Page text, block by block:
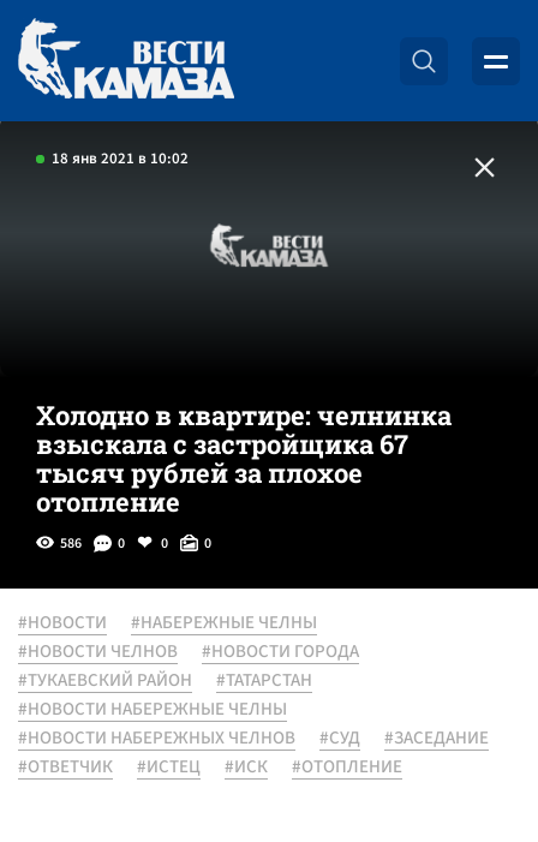
18 янв 2021 в 10:02
Холодно в квартире: челнинка
взыскала с застройщика 67
тысяч рублей за плохое
отопление
586 0 0 0
#НОВОСТИ
#НАБЕРЕЖНЫЕ ЧЕЛНЫ
#НОВОСТИ ЧЕЛНОВ
#НОВОСТИ ГОРОДА
#ТУКАЕВСКИЙ РАЙОН
#ТАТАРСТАН
#НОВОСТИ НАБЕРЕЖНЫЕ ЧЕЛНЫ
#НОВОСТИ НАБЕРЕЖНЫХ ЧЕЛНОВ
#СУД
#ЗАСЕДАНИЕ
#ОТВЕТЧИК
#ИСТЕЦ #ИСК #ОТОПЛЕНИЕ